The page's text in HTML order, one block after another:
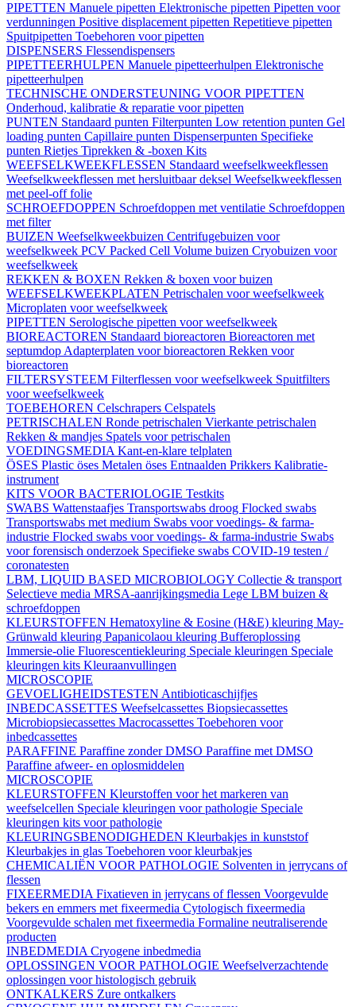
PIPETTEN Manuele pipetten Elektronische pipetten Pipetten voor
verdunningen Positive displacement pipetten Repetitieve pipetten
Spuitpipetten Toebehoren voor pipetten
DISPENSERS Flessendispensers
PIPETTEERHULPEN Manuele pipetteerhulpen Elektronische
pipetteerhulpen
TECHNISCHE ONDERSTEUNING VOOR PIPETTEN
Onderhoud, kalibratie & reparatie voor pipetten
PUNTEN Standaard punten Filterpunten Low retention punten Gel
loading punten Capillaire punten Dispenserpunten Specifieke
punten Rietjes Tiprekken & -boxen Kits
WEEFSELKWEEKFLESSEN Standaard weefselkweekflessen
Weefselkweekflessen met hersluitbaar deksel Weefselkweekflessen
met peel-off folie
SCHROEFDOPPEN Schroefdoppen met ventilatie Schroefdoppen
met filter
BUIZEN Weefselkweekbuizen Centrifugebuizen voor
weefselkweek PCV Packed Cell Volume buizen Cryobuizen voor
weefselkweek
REKKEN & BOXEN Rekken & boxen voor buizen
WEEFSELKWEEKPLATEN Petrischalen voor weefselkweek
Microplaten voor weefselkweek
PIPETTEN Serologische pipetten voor weefselkweek
BIOREACTOREN Standaard bioreactoren Bioreactoren met
septumdop Adapterplaten voor bioreactoren Rekken voor
bioreactoren
FILTERSYSTEEM Filterflessen voor weefselkweek Spuitfilters
voor weefselkweek
TOEBEHOREN Celschrapers Celspatels
PETRISCHALEN Ronde petrischalen Vierkante petrischalen
Rekken & mandjes Spatels voor petrischalen
VOEDINGSMEDIA Kant-en-klare telplaten
ÖSES Plastic öses Metalen öses Entnaalden Prikkers Kalibratie-
instrument
KITS VOOR BACTERIOLOGIE Testkits
SWABS Wattenstaafjes Transportswabs droog Flocked swabs
Transportswabs met medium Swabs voor voedings- & farma-
industrie Flocked swabs voor voedings- & farma-industrie Swabs
voor forensisch onderzoek Specifieke swabs COVID-19 testen /
coronatesten
LBM, LIQUID BASED MICROBIOLOGY Collectie & transport
Selectieve media MRSA-aanrijkingsmedia Lege LBM buizen &
schroefdoppen
KLEURSTOFFEN Hematoxyline & Eosine (H&E) kleuring May-
Grünwald kleuring Papanicolaou kleuring Bufferoplossing
Immersie-olie Fluorescentiekleuring Speciale kleuringen Speciale
kleuringen kits Kleuraanvullingen
MICROSCOPIE
GEVOELIGHEIDSTESTEN Antibioticaschijfjes
INBEDCASSETTES Weefselcassettes Biopsiecassettes
Microbiopsiecassettes Macrocassettes Toebehoren voor
inbedcassettes
PARAFFINE Paraffine zonder DMSO Paraffine met DMSO
Paraffine afweer- en oplosmiddelen
MICROSCOPIE
KLEURSTOFFEN Kleurstoffen voor het markeren van
weefselcellen Speciale kleuringen voor pathologie Speciale
kleuringen kits voor pathologie
KLEURINGSBENODIGHEDEN Kleurbakjes in kunststof
Kleurbakjes in glas Toebehoren voor kleurbakjes
CHEMICALIËN VOOR PATHOLOGIE Solventen in jerrycans of
flessen
FIXEERMEDIA Fixatieven in jerrycans of flessen Voorgevulde
bekers en emmers met fixeermedia Cytologisch fixeermedia
Voorgevulde schalen met fixeermedia Formaline neutraliserende
producten
INBEDMEDIA Cryogene inbedmedia
OPLOSSINGEN VOOR PATHOLOGIE Weefselverzachtende
oplossingen voor histologisch gebruik
ONTKALKERS Zure ontkalkers